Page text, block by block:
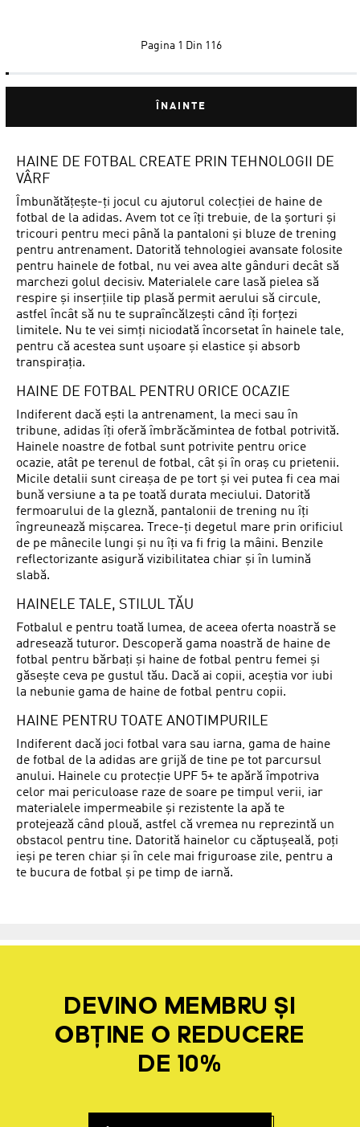
Pagina 1 Din 116
ÎNAINTE
HAINE DE FOTBAL CREATE PRIN TEHNOLOGII DE
VÂRF
Îmbunătățește-ți jocul cu ajutorul colecției de haine de
fotbal de la adidas. Avem tot ce îți trebuie, de la șorturi și
tricouri pentru meci până la pantaloni și bluze de trening
pentru antrenament. Datorită tehnologiei avansate folosite
pentru hainele de fotbal, nu vei avea alte gânduri decât să
marchezi golul decisiv. Materialele care lasă pielea să
respire și inserțiile tip plasă permit aerului să circule,
astfel încât să nu te supraîncălzești când îți forțezi
limitele. Nu te vei simți niciodată încorsetat în hainele tale,
pentru că acestea sunt ușoare și elastice și absorb
transpirația.
HAINE DE FOTBAL PENTRU ORICE OCAZIE
Indiferent dacă ești la antrenament, la meci sau în
tribune, adidas îți oferă îmbrăcămintea de fotbal potrivită.
Hainele noastre de fotbal sunt potrivite pentru orice
ocazie, atât pe terenul de fotbal, cât și în oraș cu prietenii.
Micile detalii sunt cireașa de pe tort și vei putea fi cea mai
bună versiune a ta pe toată durata meciului. Datorită
fermoarului de la gleznă, pantalonii de trening nu îți
îngreunează mișcarea. Trece-ți degetul mare prin orificiul
de pe mânecile lungi și nu îți va fi frig la mâini. Benzile
reflectorizante asigură vizibilitatea chiar și în lumină
slabă.
HAINELE TALE, STILUL TĂU
Fotbalul e pentru toată lumea, de aceea oferta noastră se
adresează tuturor. Descoperă gama noastră de haine de
fotbal pentru bărbați și haine de fotbal pentru femei și
găsește ceva pe gustul tău. Dacă ai copii, aceștia vor iubi
la nebunie gama de haine de fotbal pentru copii.
HAINE PENTRU TOATE ANOTIMPURILE
Indiferent dacă joci fotbal vara sau iarna, gama de haine
de fotbal de la adidas are grijă de tine pe tot parcursul
anului. Hainele cu protecție UPF 5+ te apără împotriva
celor mai periculoase raze de soare pe timpul verii, iar
materialele impermeabile și rezistente la apă te
protejează când plouă, astfel că vremea nu reprezintă un
obstacol pentru tine. Datorită hainelor cu căptușeală, poți
ieși pe teren chiar și în cele mai friguroase zile, pentru a
te bucura de fotbal și pe timp de iarnă.
DEVINO MEMBRU ȘI
OBȚINE O REDUCERE
DE 10%